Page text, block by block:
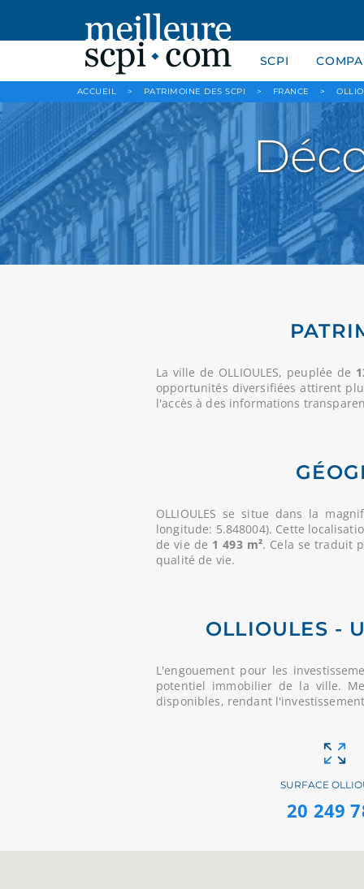
SCPI
ACCUEIL > PATRIMOINE DES SCPI > FRANCE >
La ville de OLLIOULES, peuplée de
opportunités diversifiées attirent
l'accès à des informations
OLLIOULES se situe dans la
longitude: 5.848004). Cette
de vie de 1 493 m². Cela se traduit
qualité de vie.
OLLIOULES -
L'engouement pour les
potentiel immobilier de la ville.
disponibles, rendant
SURFACE
20 249